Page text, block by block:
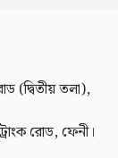
(দ্বিতীয় তলা),
রোড, ফেনী।